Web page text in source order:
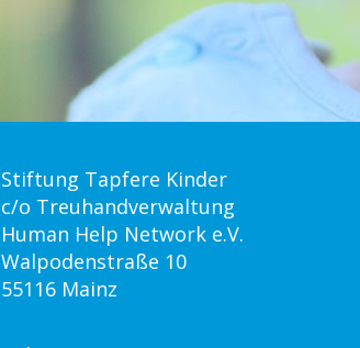
Stiftung Tapfere Kinder
c/o Treuhandverwaltung
Human Help Network e.V.
Walpodenstraße 10
55116 Mainz